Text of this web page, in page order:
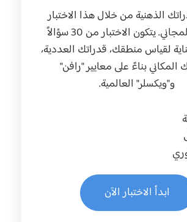
الذهنية من خلال هذا الاختبار
الاحترافي المجاني. يتكون الاختبار من 30 سؤالاً
لقياس منطقك، قدراتك العددية،
بناءً على معايير "رافن"
و"ويكسلر" العالمية.
ابدأ الاختبار الآن